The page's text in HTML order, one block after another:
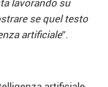
lavorando su
se quel testo
artificiale”.